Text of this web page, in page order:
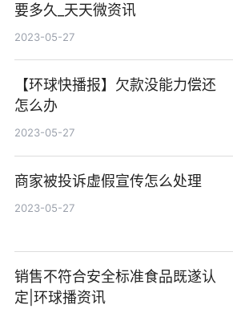
要多久_天天微资讯
2023-05-27
【环球快播报】欠款没能力偿还
怎么办
2023-05-27
商家被投诉虚假宣传怎么处理
2023-05-27
销售不符合安全标准食品既遂认
定|环球播资讯